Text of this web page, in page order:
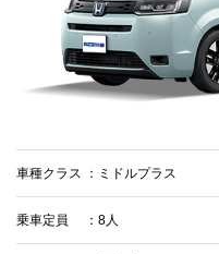
車種クラス ミドルプラス
乗車定員 8人